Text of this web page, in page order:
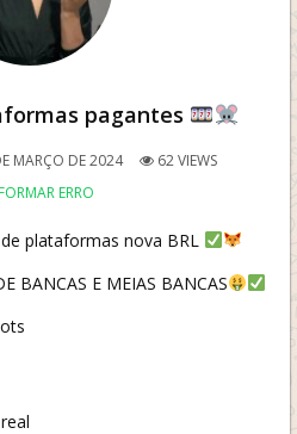
pagantes
MARÇO DE 2024
62 VIEWS
ERRO
plataformas nova BRL
BANCAS E MEIAS BANCAS